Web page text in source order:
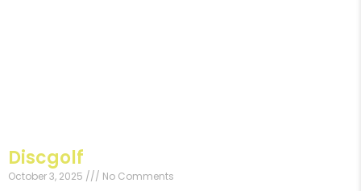
Discgolf
October 3, 2025 No Comments